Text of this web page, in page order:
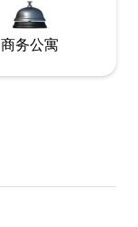
商务公寓